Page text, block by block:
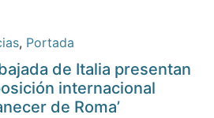
, Portada
de Italia presentan
internacional
de Roma’